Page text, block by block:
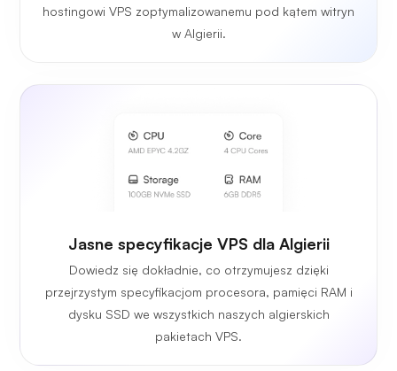
hostingowi VPS zoptymalizowanemu pod kątem witryn
w Algierii.
Jasne specyfikacje VPS dla Algierii
Dowiedz się dokładnie, co otrzymujesz dzięki
przejrzystym specyfikacjom procesora, pamięci RAM i
dysku SSD we wszystkich naszych algierskich
pakietach VPS.